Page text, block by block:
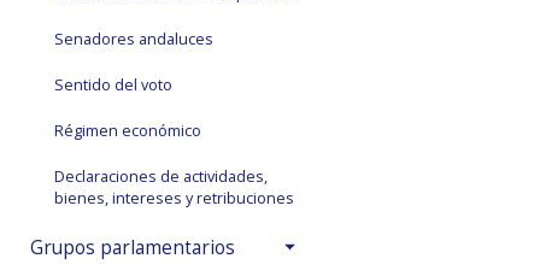
Senadores andaluces
Sentido del voto
Régimen económico
Declaraciones de actividades,
bienes, intereses y retribuciones
Grupos parlamentarios